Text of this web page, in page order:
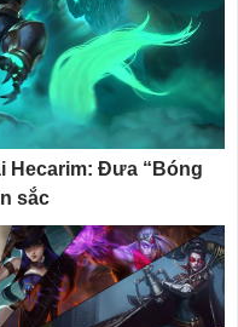
Hecarim: Đưa “Bóng
sắc